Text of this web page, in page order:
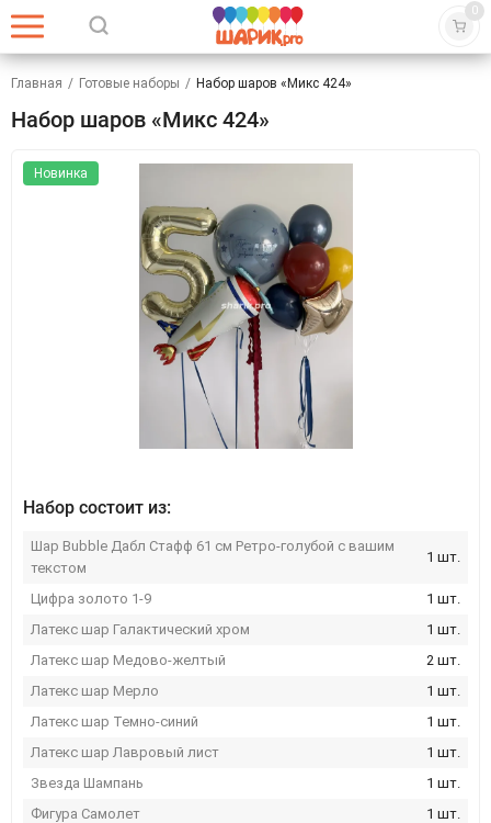
0
Главная / Готовые наборы / Набор шаров «Микс 424»
Набор шаров «Микс 424»
Новинка
Набор состоит из:
Шар Bubble Дабл Стафф 61 см Ретро-голубой с вашим
текстом
1 шт.
Цифра золото 1-9
1 шт.
Латекс шар Галактический хром
1 шт.
Латекс шар Медово-желтый
2 шт.
Латекс шар Мерло
1 шт.
Латекс шар Темно-синий
1 шт.
Латекс шар Лавровый лист
1 шт.
Звезда Шампань
1 шт.
Фигура Самолет
1 шт.